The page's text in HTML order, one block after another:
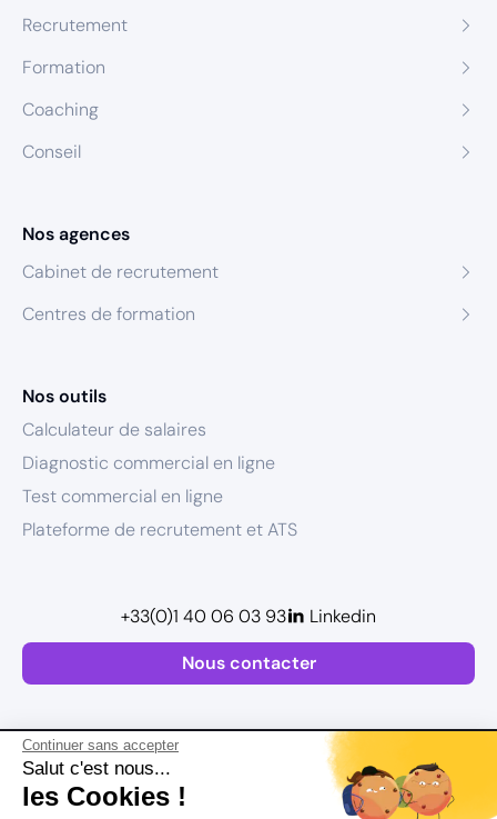
Continuer sans accepter
Salut c'est nous...
les Cookies !
Recrutement
Formation
Coaching
Conseil
Nos agences
Cabinet de recrutement
Centres de formation
Nos outils
Calculateur de salaires
Diagnostic commercial en ligne
Test commercial en ligne
Plateforme de recrutement et ATS
Nous contacter
+33(0)1 40 06 03 93 Linkedin